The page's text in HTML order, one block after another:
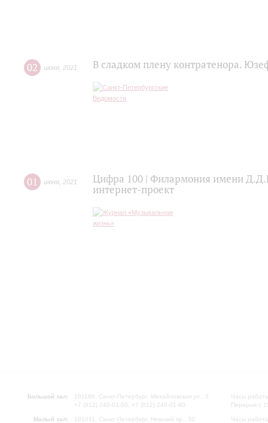
02 июня 2021 В сладком плену контратенора.
01 июня 2021
Цифра 100 | Филармония имени
интернет-проект
Большой зал:
191186, Санкт-Петербург, Михайловская ул., 2
+7 (812) 240-01-00, +7 (812) 240-01-80
Малый зал:
191011, Санкт-Петербург, Невский пр., 30
Часы
Перерыв с
Часы